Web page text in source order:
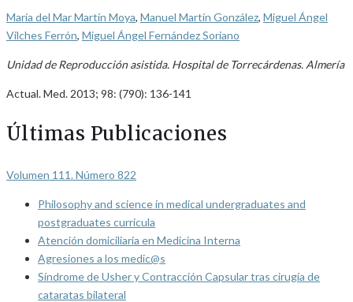
María del Mar Martín Moya, Manuel Martín González, Miguel Ángel
Vilches Ferrón, Miguel Ángel Fernández Soriano
Unidad de Reproducción asistida. Hospital de Torrecárdenas. Almería
Actual. Med. 2013; 98: (790): 136-141
Últimas Publicaciones
Volumen 111. Número 822
Philosophy and science in medical undergraduates and
postgraduates curricula
Atención domiciliaria en Medicina Interna
Agresiones a los medic@s
Síndrome de Usher y Contracción Capsular tras cirugía de
cataratas bilateral